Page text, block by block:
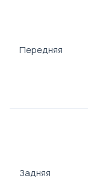
Передняя
Задняя